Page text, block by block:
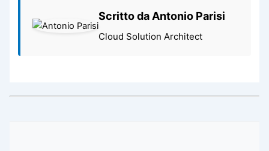
Scritto da Antonio Parisi
Cloud Solution Architect